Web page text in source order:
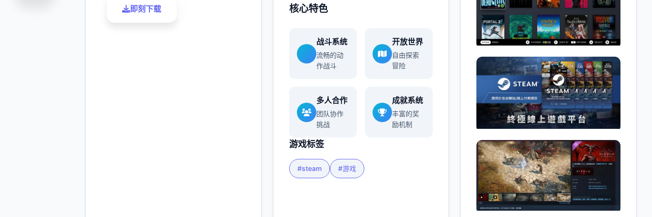
即刻下载 核心特色
战斗系统
流畅的动
作战斗
开放世界
自由探索
冒险
多人合作
团队协作
挑战
成就系统
丰富的奖
励机制
游戏标签
#steam #游戏